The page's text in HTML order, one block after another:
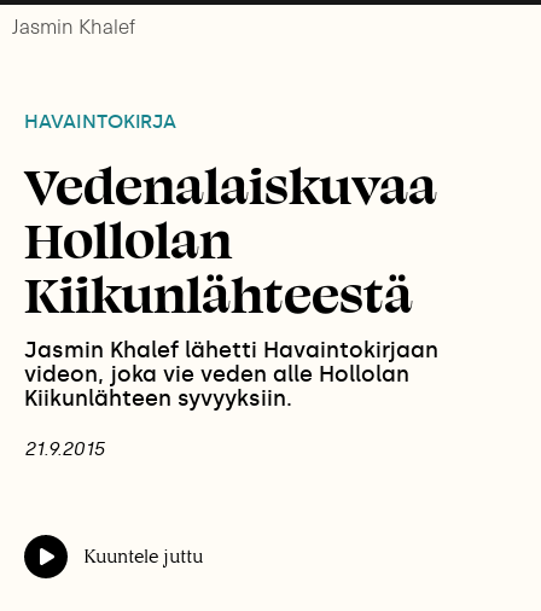
Jasmin Khalef
HAVAINTOKIRJA
Vedenalaiskuvaa
Hollolan
Kiikunlähteestä
Jasmin Khalef lähetti Havaintokirjaan
videon, joka vie veden alle Hollolan
Kiikunlähteen syvyyksiin.
21.9.2015
Kuuntele juttu